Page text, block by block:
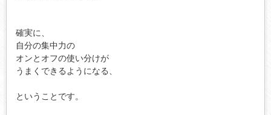
確実に、
自分の集中力の
オンとオフの使い分けが
うまくできるようになる、
ということです。